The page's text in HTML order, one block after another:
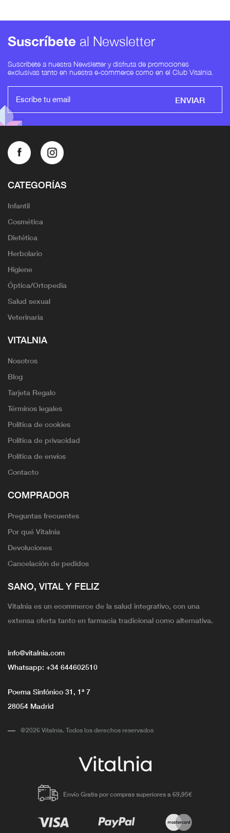
Suscríbete al Newsletter
Suscríbete a nuestra Newsletter y disfruta de promociones
exclusivas tanto en nuestra e-commerce como en el Club Vitalnia.
ENVIAR
CATEGORÍAS
Infantil
Cosmética
Dietética
Herbolario
Higiene
Óptica/Ortopedia
Salud sexual
Veterinaria
VITALNIA
Nosotros
Blog
Tarjeta Regalo
Términos legales
Política de cookies
Política de privacidad
Política de envíos
Contacto
COMPRADOR
Preguntas frecuentes
Por qué Vitalnia
Devoluciones
Cancelación de pedidos
SANO, VITAL Y FELIZ
Vitalnia es un ecommerce de la salud integrativo, con una
extensa oferta tanto en farmacia tradicional como alternativa.
info@vitalnia.com
Whatsapp: +34 644602510
Poema Sinfónico 31, 1ª 7
28054 Madrid
@2026 Vitalnia. Todos los derechos reservados
Envío Gratis por compras superiores a 69,95€